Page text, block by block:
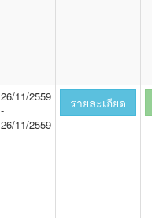
26/11/2559
-
26/11/2559
รายละเอียด